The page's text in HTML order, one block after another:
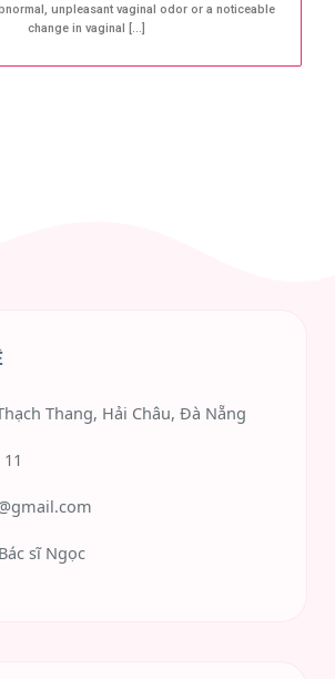
unpleasant vaginal odor or a noticeable
change in vaginal [...]
Thang, Hải Châu, Đà Nẵng
sĩ Ngọc